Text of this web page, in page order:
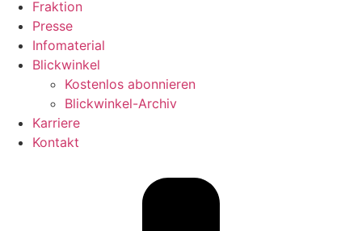
Fraktion
Presse
Infomaterial
Blickwinkel
Kostenlos abonnieren
Blickwinkel-Archiv
Karriere
Kontakt